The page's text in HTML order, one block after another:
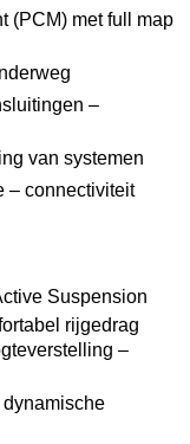
(PCM) met full map
–
van systemen
– connectiviteit
Suspension
rijgedrag
–
dynamische